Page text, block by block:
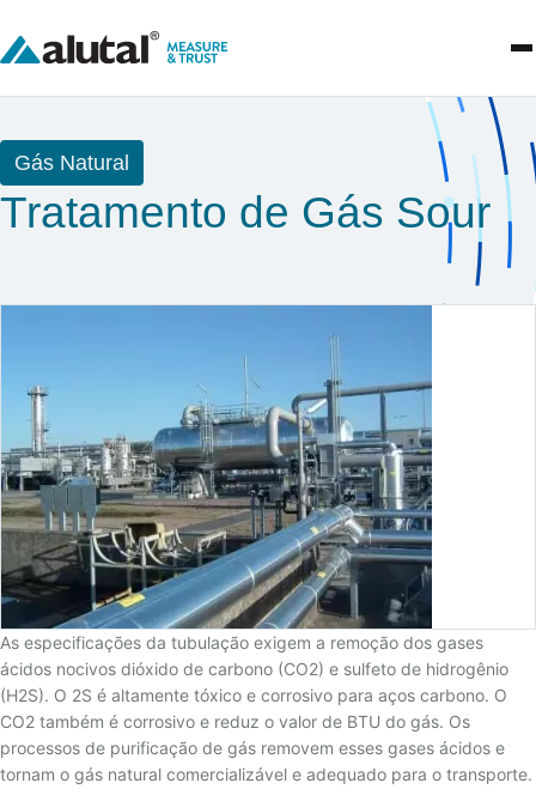
Gás Natural
Tratamento de Gás Sour
As especificações da tubulação exigem a remoção dos gases
ácidos nocivos dióxido de carbono (CO2) e sulfeto de hidrogênio
(H2S). O 2S é altamente tóxico e corrosivo para aços carbono. O
CO2 também é corrosivo e reduz o valor de BTU do gás. Os
processos de purificação de gás removem esses gases ácidos e
tornam o gás natural comercializável e adequado para o transporte.